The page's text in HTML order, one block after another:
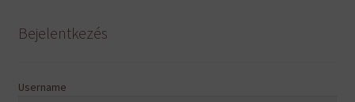
Bejelentkezés
Username